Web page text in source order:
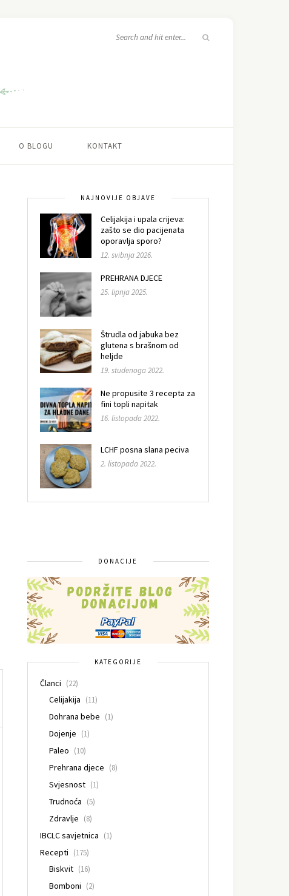
O BLOGU KONTAKT
NAJNOVIJE OBJAVE
Celijakija i upala crijeva:
zašto se dio pacijenata
oporavlja sporo?
12. svibnja 2026.
PREHRANA DJECE
25. lipnja 2025.
Štrudla od jabuka bez
glutena s brašnom od
heljde
19. studenoga 2022.
Ne propusite 3 recepta za
fini topli napitak
16. listopada 2022.
LCHF posna slana peciva
2. listopada 2022.
DONACIJE
KATEGORIJE
Članci (22)
Celijakija (11)
Dohrana bebe (1)
Dojenje (1)
Paleo (10)
Prehrana djece (8)
Svjesnost (1)
Trudnoća (5)
Zdravlje (8)
IBCLC savjetnica (1)
Recepti (175)
Biskvit (16)
Bomboni (2)